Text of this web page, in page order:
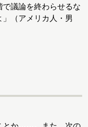
議論を終わらせるな
（アメリカ人・男